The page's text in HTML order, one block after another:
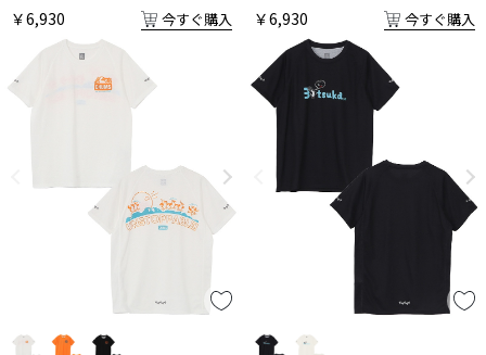
￥6,930 今すぐ購入 ￥6,930 今すぐ購入